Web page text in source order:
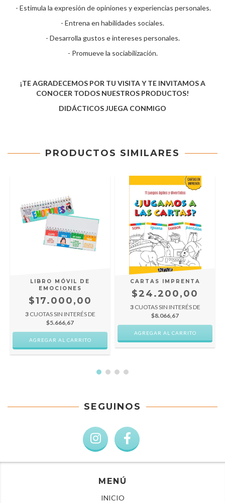
- Estimula la expresión de opiniones y experiencias personales.
- Entrena en habilidades sociales.
- Desarrolla gustos e intereses personales.
- Promueve la sociabilización.
¡TE AGRADECEMOS POR TU VISITA Y TE INVITAMOS A
CONOCER TODOS NUESTROS PRODUCTOS!
DIDÁCTICOS JUEGA CONMIGO
PRODUCTOS SIMILARES
LIBRO MÓVIL DE
EMOCIONES
$17.000,00
3 CUOTAS SIN INTERÉS DE
$5.666,67
CARTAS IMPRENTA
$24.200,00
3 CUOTAS SIN INTERÉS DE
$8.066,67
SEGUINOS
MENÚ
INICIO